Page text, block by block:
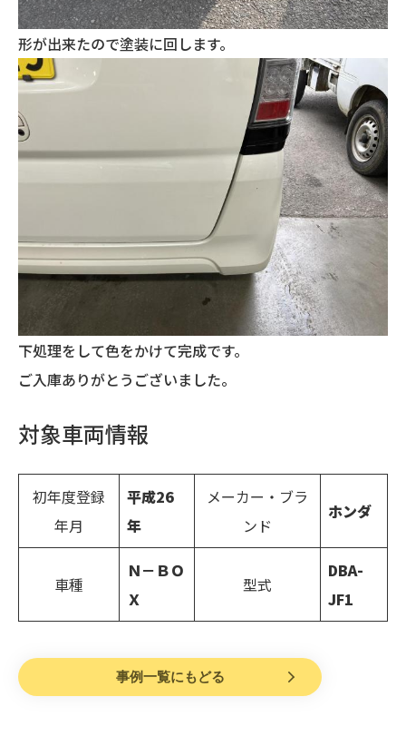
形が出来たので塗装に回します。
下処理をして色をかけて完成です。
ご入庫ありがとうございました。
対象車両情報
初年度登録
年月
平成26
年
メーカー・ブラ
ンド
ホンダ
車種
Ｎ－ＢＯ
Ｘ
型式
DBA-
JF1
事例一覧にもどる